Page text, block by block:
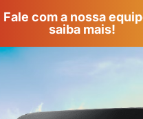
Fale com a nossa
saiba mais!